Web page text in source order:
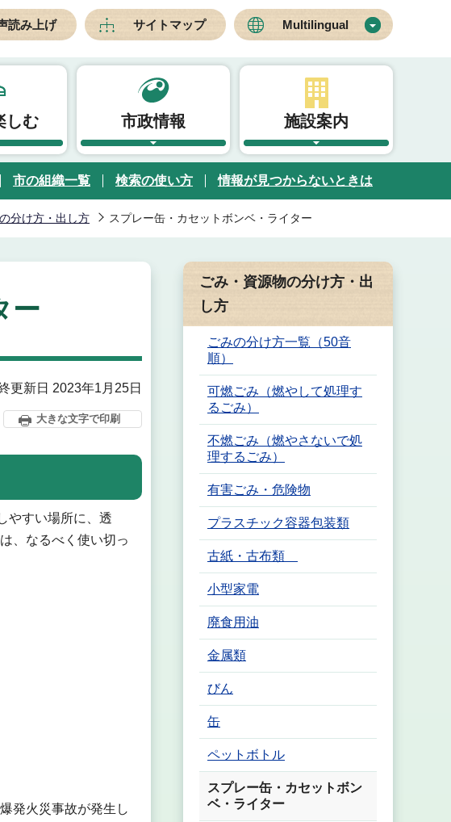
読み上げ サイトマップ Multilingual
しむ 市政情報 施設案内
市の組織一覧 検索の使い方 情報が見つからないときは
分け方・出し方 スプレー缶・カセットボンベ・ライター
ー
更新日 2023年1月25日
大きな文字で印刷
やすい場所に、透
、なるべく使い切っ
発火災事故が発生し
ごみ・資源物の分け方・出
し方
ごみの分け方一覧（50音
順）
可燃ごみ（燃やして処理す
るごみ）
不燃ごみ（燃やさないで処
理するごみ）
有害ごみ・危険物
プラスチック容器包装類
古紙・古布類
小型家電
廃食用油
金属類
びん
缶
ペットボトル
スプレー缶・カセットボン
ベ・ライター